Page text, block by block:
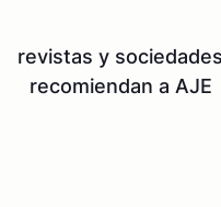
revistas y sociedades
recomiendan a AJE